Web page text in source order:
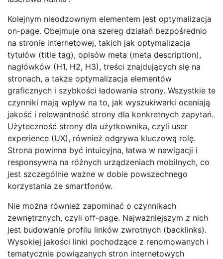
Kolejnym nieodzownym elementem jest optymalizacja
on-page. Obejmuje ona szereg działań bezpośrednio
na stronie internetowej, takich jak optymalizacja
tytułów (title tag), opisów meta (meta description),
nagłówków (H1, H2, H3), treści znajdujących się na
stronach, a także optymalizacja elementów
graficznych i szybkości ładowania strony. Wszystkie te
czynniki mają wpływ na to, jak wyszukiwarki oceniają
jakość i relewantność strony dla konkretnych zapytań.
Użyteczność strony dla użytkownika, czyli user
experience (UX), również odgrywa kluczową rolę.
Strona powinna być intuicyjna, łatwa w nawigacji i
responsywna na różnych urządzeniach mobilnych, co
jest szczególnie ważne w dobie powszechnego
korzystania ze smartfonów.
Nie można również zapominać o czynnikach
zewnętrznych, czyli off-page. Najważniejszym z nich
jest budowanie profilu linków zwrotnych (backlinks).
Wysokiej jakości linki pochodzące z renomowanych i
tematycznie powiązanych stron internetowych